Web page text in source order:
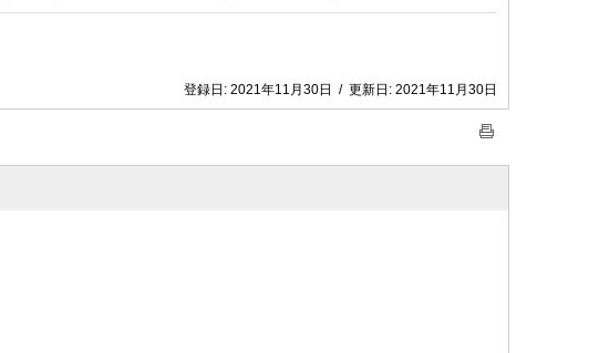
登録日: 2021年11月30日 / 更新日: 2021年11月30日